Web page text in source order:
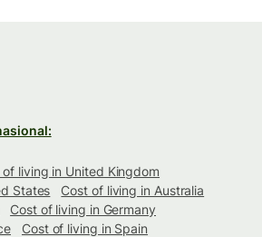
of living in United Kingdom
States
Cost of living in Australia
Cost of living in Germany
Cost of living in Spain